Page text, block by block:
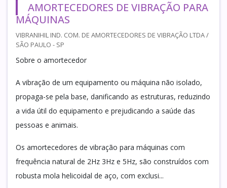
AMORTECEDORES DE VIBRAÇÃO PARA
MÁQUINAS
VIBRANIHIL IND. COM. DE AMORTECEDORES DE VIBRAÇÃO LTDA /
SÃO PAULO - SP
Sobre o amortecedor
A vibração de um equipamento ou máquina não isolado,
propaga-se pela base, danificando as estruturas, reduzindo
a vida útil do equipamento e prejudicando a saúde das
pessoas e animais.
Os amortecedores de vibração para máquinas com
frequência natural de 2Hz 3Hz e 5Hz, são construídos com
robusta mola helicoidal de aço, com exclusi...